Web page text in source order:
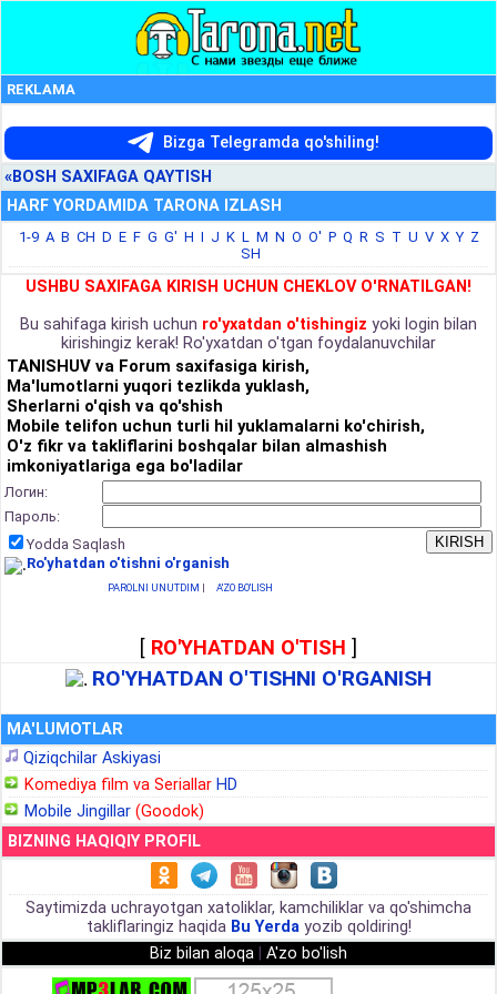
REKLAMA
Bizga Telegramda qo'shiling!
«BOSH SAXIFAGA QAYTISH
HARF YORDAMIDA TARONA IZLASH
1-9 A B CH D E F G G' H I J K L M N O O' P Q R S T U V X Y Z
SH
USHBU SAXIFAGA KIRISH UCHUN CHEKLOV O'RNATILGAN!
Bu sahifaga kirish uchun ro'yxatdan o'tishingiz yoki login bilan
kirishingiz kerak! Ro'yxatdan o'tgan foydalanuvchilar
TANISHUV va Forum saxifasiga kirish,
Ma'lumotlarni yuqori tezlikda yuklash,
Sherlarni o'qish va qo'shish
Mobile telifon uchun turli hil yuklamalarni ko'chirish,
O'z fikr va takliflarini boshqalar bilan almashish
imkoniyatlariga ega bo'ladilar
Логин:
Пароль:
Yodda Saqlash
Ro'yhatdan o'tishni o'rganish
PAROLNI UNUTDIM | A'ZO BO'LISH
[ RO'YHATDAN O'TISH ]
RO'YHATDAN O'TISHNI O'RGANISH
MA'LUMOTLAR
Qiziqchilar Askiyasi
Komediya film va Seriallar HD
Mobile Jingillar (Goodok)
BIZNING HAQIQIY PROFIL
Saytimizda uchrayotgan xatoliklar, kamchiliklar va qo'shimcha
takliflaringiz haqida Bu Yerdayozib qoldiring!
Biz bilan aloqa
A'zo bo'lish